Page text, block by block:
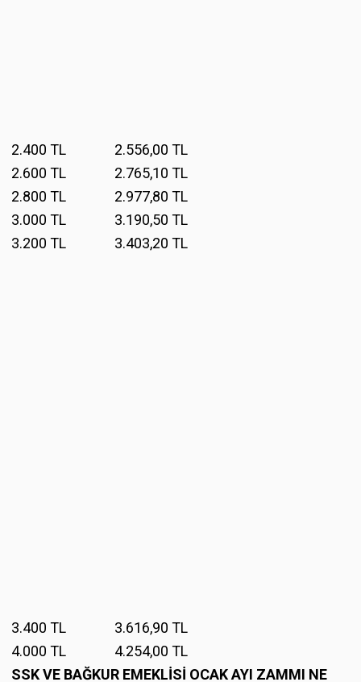
2.400 TL 2.556,00 TL
2.600 TL 2.765,10 TL
2.800 TL 2.977,80 TL
3.000 TL 3.190,50 TL
3.200 TL 3.403,20 TL
3.400 TL 3.616,90 TL
4.000 TL 4.254,00 TL
SSK VE BAĞKUR EMEKLİSİ OCAK AYI ZAMMI NE